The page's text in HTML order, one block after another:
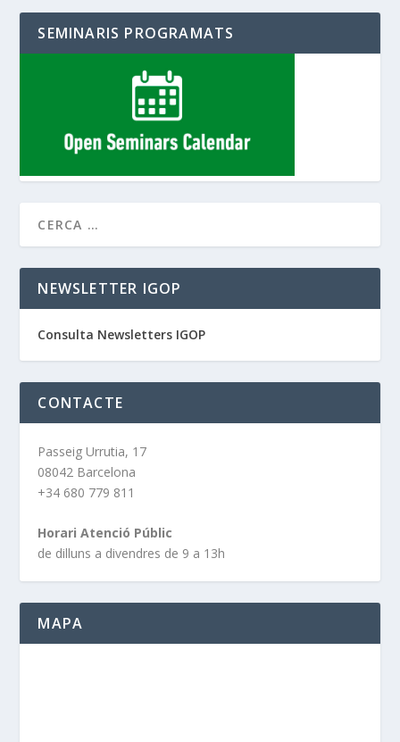
SEMINARIS PROGRAMATS
NEWSLETTER IGOP
Consulta Newsletters IGOP
CONTACTE
Passeig Urrutia, 17
08042 Barcelona
+34 680 779 811
Horari Atenció Públic
de dilluns a divendres de 9 a 13h
MAPA